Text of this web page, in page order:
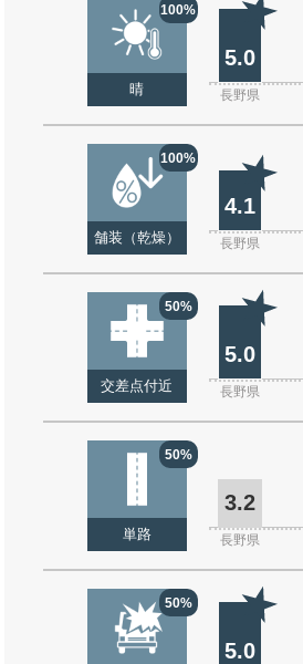
100%
晴
5.0
長野県
100%
舗装（乾燥）
4.1
長野県
50%
交差点付近
5.0
長野県
50%
単路
3.2
長野県
50%
5.0